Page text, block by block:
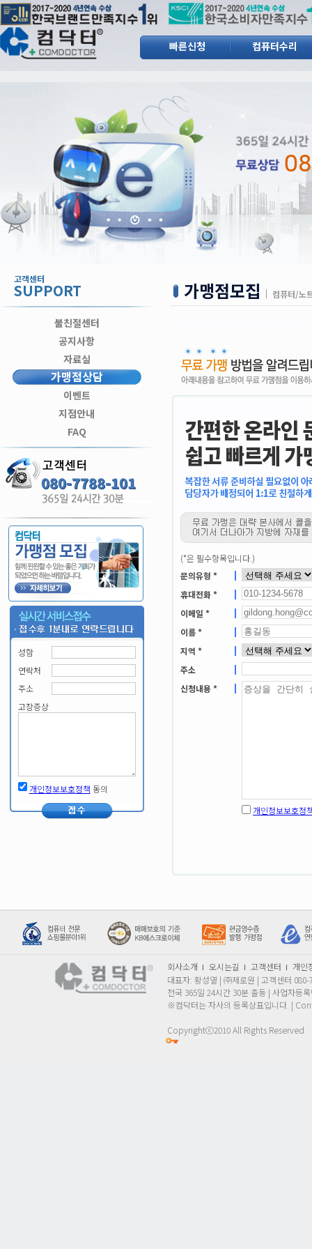
빠른신청
빠른신청
컴퓨터수리
컴퓨터수리
고객센터
SUPPORT
불친절센터
공지사항
자료실
가맹점상담
이벤트
지점안내
FAQ
080-7788-101
성함
연락처
주소
고장증상
개인정보보호정책 동의
가맹점모집
(*은 필수항목입니다.)
문의유형 *
휴대전화 *
이메일 *
이름 *
지역 *
주소
신청내용 *
개인정보보호정
회사소개 오시는길 고객센터
개인
대표자: 황성열 | ㈜제로원 | 고객센터
전국 365일 24시간 30분 출동 | 사업자등
※컴닥터는 자사의 등록상표입니다. |
Copyrightⓒ2010 All Rights Reserved